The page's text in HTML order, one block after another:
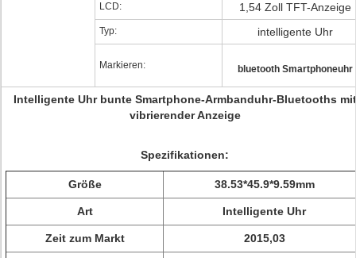
LCD: 1,54 Zoll TFT-Anzeige
Typ: intelligente Uhr
Markieren: bluetooth Smartphoneuhr
Intelligente Uhr bunte Smartphone-Armbanduhr-Bluetooths mit
vibrierender Anzeige
Spezifikationen:
Größe 38.53*45.9*9.59mm
Art Intelligente Uhr
Zeit zum Markt 2015,03